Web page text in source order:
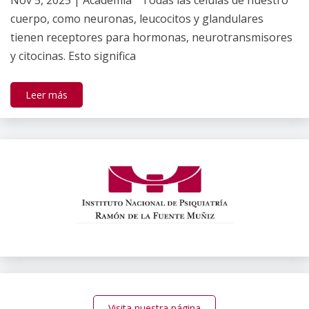
Gallardo
cuerpo, como neuronas, leucocitos y glandulares
tienen receptores para hormonas, neurotransmisores
y citocinas. Esto significa
Leer más